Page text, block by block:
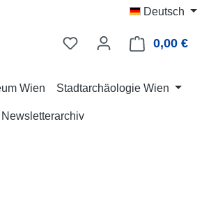
Deutsch
0,00 €
Wien Stadtarchäologie Wien
Newsletterarchiv